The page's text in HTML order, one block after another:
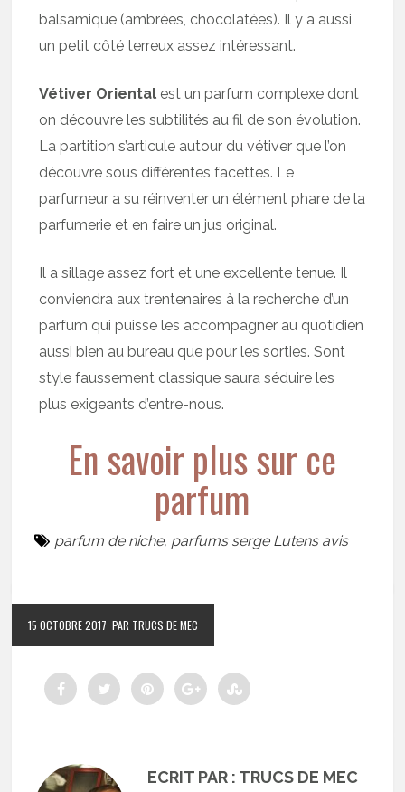
balsamique (ambrées, chocolatées). Il y a aussi
un petit côté terreux assez intéressant.
Vétiver Oriental est un parfum complexe dont
on découvre les subtilités au fil de son évolution.
La partition s’articule autour du vétiver que l’on
découvre sous différentes facettes. Le
parfumeur a su réinventer un élément phare de la
parfumerie et en faire un jus original.
Il a sillage assez fort et une excellente tenue. Il
conviendra aux trentenaires à la recherche d’un
parfum qui puisse les accompagner au quotidien
aussi bien au bureau que pour les sorties. Sont
style faussement classique saura séduire les
plus exigeants d’entre-nous.
En savoir plus sur ce
parfum
parfum de niche, parfums serge Lutens avis
15 OCTOBRE 2017 PAR TRUCS DE MEC
ECRIT PAR : TRUCS DE MEC